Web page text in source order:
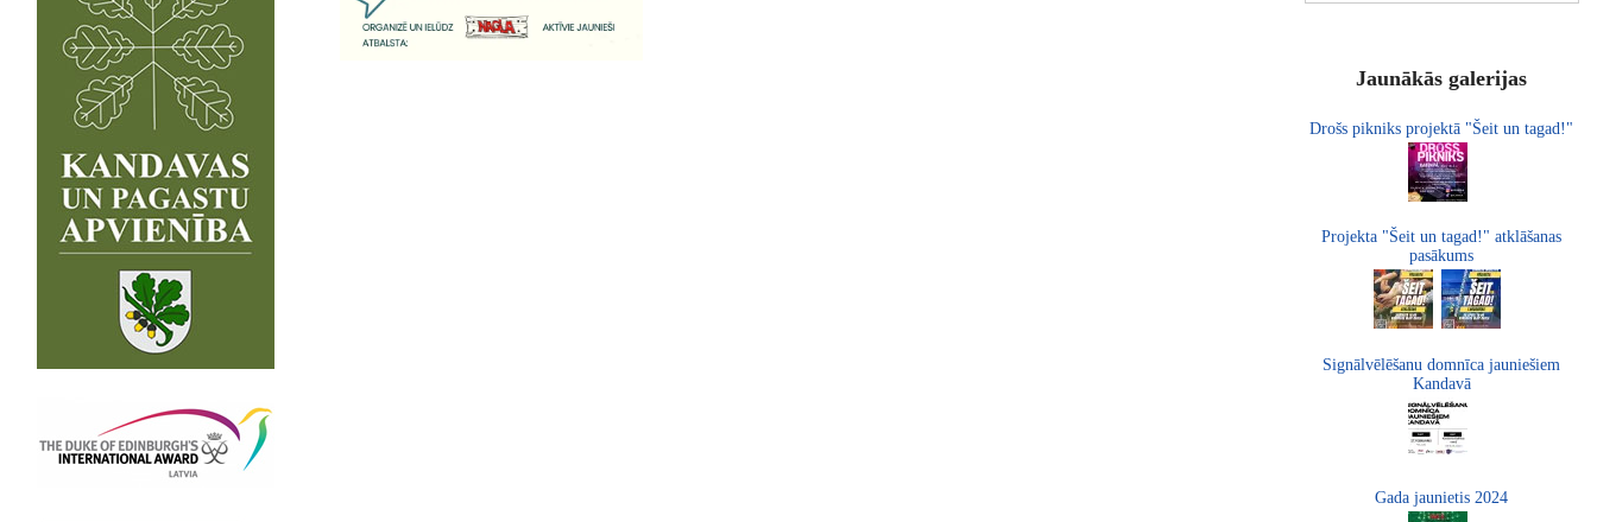
Jaunākās galerijas
Drošs pikniks projektā "Šeit un tagad!"
Projekta "Šeit un tagad!" atklāšanas
pasākums
Signālvēlēšanu domnīca jauniešiem
Kandavā
Gada jaunietis 2024